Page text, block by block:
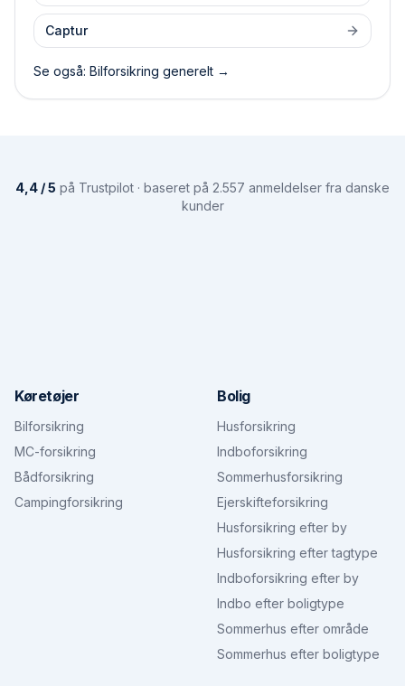
Captur
Se også: Bilforsikring generelt →
4,4 / 5 på Trustpilot · baseret på 2.557 anmeldelser fra danske
kunder
Køretøjer
Bilforsikring
MC-forsikring
Bådforsikring
Campingforsikring
Bolig
Husforsikring
Indboforsikring
Sommerhusforsikring
Ejerskifteforsikring
Husforsikring efter by
Husforsikring efter tagtype
Indboforsikring efter by
Indbo efter boligtype
Sommerhus efter område
Sommerhus efter boligtype